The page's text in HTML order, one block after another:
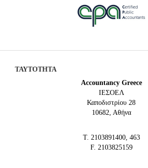
ΤΑΥΤΟΤΗΤΑ
Accountancy Greece
IEΣΟΕΛ
Καποδιστρίου 28
10682, Αθήνα
Τ. 2103891400, 463
F. 2103825159